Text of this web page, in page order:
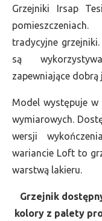
Grzejniki Irsap
tradycyjne
są
zapewniające dobrą
Model występuje
wymiarowych.
wersji
wariancie Loft to
warstwą lakieru.
Grzejnik
kolory z palety